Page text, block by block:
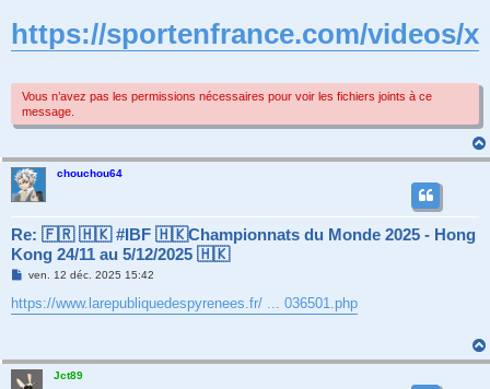
https://sportenfrance.com/videos/
Vous n’avez pas les permissions nécessaires pour voir les fichiers joints à ce
message.
chouchou64
Re: 🇫🇷 🇭🇰 #IBF 🇭🇰Championnats du Monde 2025 - Hong
Kong 24/11 au 5/12/2025 🇭🇰
M
s
s
ven. 12 déc. 2025 15:42
https://www.larepubliquedespyrenees.fr/ ... 036501.php
Jct89